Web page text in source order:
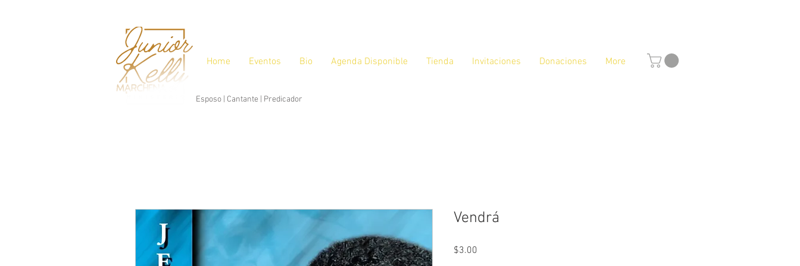
Home Eventos Bio Agenda Disponible Tienda Invitaciones Donaciones More
Esposo | Cantante | Predicador
Vendrá
$3.00